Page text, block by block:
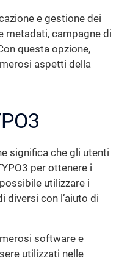
e gestione dei
metadati, campagne di
questa opzione,
aspetti della
significa che gli utenti
per ottenere i
utilizzare i
diversi con l’aiuto di
software e
utilizzati nelle